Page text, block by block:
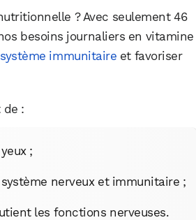
? Avec seulement 46
besoins journaliers en vitamine
système immunitaire et favoriser
de :
;
nerveux et immunitaire ;
les fonctions nerveuses.